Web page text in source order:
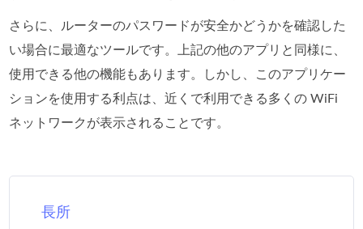
さらに、ルーターのパスワードが安全かどうかを確認した
い場合に最適なツールです。上記の他のアプリと同様に、
使用できる他の機能もあります。しかし、このアプリケー
ションを使用する利点は、近くで利用できる多くの WiFi
ネットワークが表示されることです。
長所